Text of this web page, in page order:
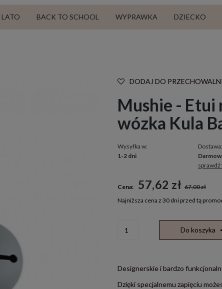
LATO BACK TO SCHOOL WYPRAWKA DZIECKO
DODAJ DO PRZECHOWALNI
Mushie - Etui
wózka Kula
Wysyłka w:
1-2 dni
Dostawa:
płatności
Cena: 57,62 zł 67,00 zł
Najniższa cena z 30 dni przed tą
Jeżeli produkt jest sprzedawany
30 dni, wyświetlana jest najniższa
momentu, kiedy produkt
Do koszyka
Designerskie i bardzo
Dzięki specjalnemu zapięciu